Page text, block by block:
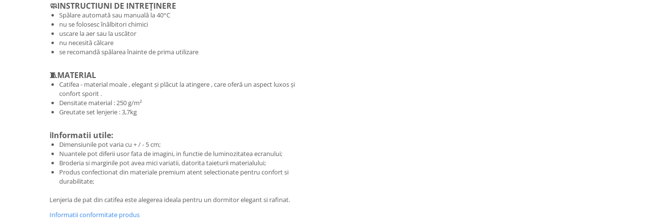
🧼INSTRUCTIUNI DE INTREȚINERE
Spălare automată sau manuală la 40°C
nu se folosesc înălbitori chimici
uscare la aer sau la uscător
nu necesită călcare
se recomandă spălarea înainte de prima utilizare
🧵MATERIAL
Catifea - material moale , elegant și plăcut la atingere , care oferă un aspect luxos și
confort sporit .
Densitate material : 250 g/m²
Greutate set lenjerie : 3,7kg
ℹ️Informatii utile:
Dimensiunile pot varia cu + / - 5 cm;
Nuantele pot diferii usor fata de imagini, in functie de luminozitatea ecranului;
Broderia si marginile pot avea mici variatii, datorita taieturii materialului;
Produs confectionat din materiale premium atent selectionate pentru confort si
durabilitate;
Lenjeria de pat din catifea este alegerea ideala pentru un dormitor elegant si rafinat.
Informatii conformitate produs